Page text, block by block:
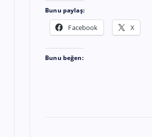
Bunu paylaş:
Facebook X
Bunu beğen: